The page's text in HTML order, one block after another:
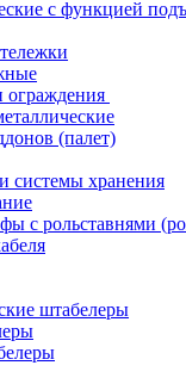
с функцией
(палет)
системы хранения
с рольставнями
штабелеры